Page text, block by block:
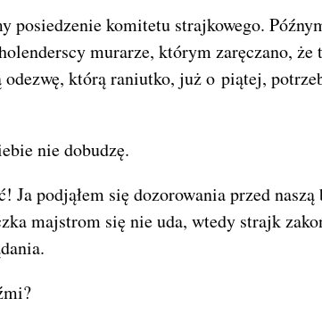
posiedzenie komitetu strajkowego.
murarze, którym zaręczano, że
którą raniutko, już o piątej,
nie dobudzę.
Ja podjąłem się dozorowania przed
majstrom się nie uda, wtedy strajk